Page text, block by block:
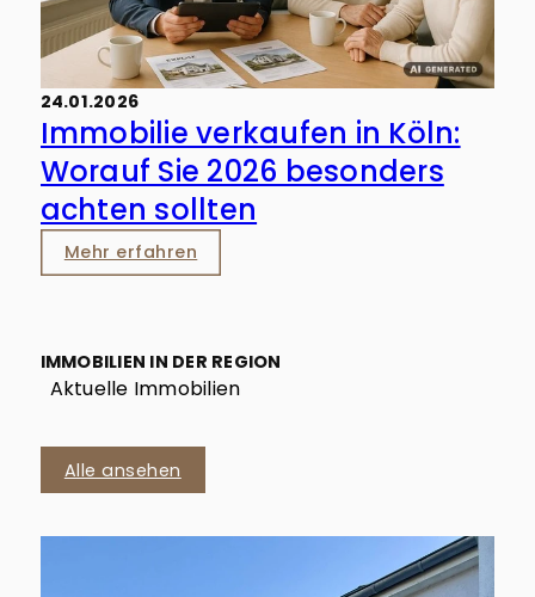
24.01.2026
Immobilie verkaufen in Köln:
Worauf Sie 2026 besonders
achten sollten
Mehr erfahren
IMMOBILIEN IN DER REGION
Aktuelle Immobilien
Alle ansehen